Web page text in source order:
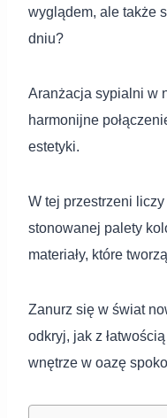
wyglądem, ale także
dniu?
Aranżacja sypialni w
harmonijne
estetyki.
W tej przestrzeni
stonowanej palety
materiały, które
Zanurz się w świat
odkryj, jak z
wnętrze w oazę